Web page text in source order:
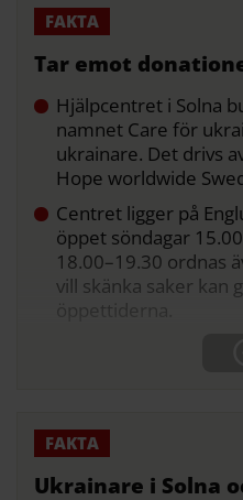
Tar emot
Hjälpcentret i Solna
namnet Care för
ukrainare. Det drivs
Hope worldwide
Centret ligger på
öppet söndagar
18.00–19.30 ordnas
vill skänka saker kan
Ukrainare i Solna